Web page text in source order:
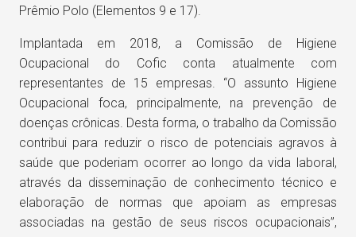
Prêmio Polo (Elementos 9 e 17).
Implantada em 2018, a Comissão de Higiene
Ocupacional do Cofic conta atualmente com
representantes de 15 empresas. “O assunto Higiene
Ocupacional foca, principalmente, na prevenção de
doenças crônicas. Desta forma, o trabalho da Comissão
contribui para reduzir o risco de potenciais agravos à
saúde que poderiam ocorrer ao longo da vida laboral,
através da disseminação de conhecimento técnico e
elaboração de normas que apoiam as empresas
associadas na gestão de seus riscos ocupacionais”,